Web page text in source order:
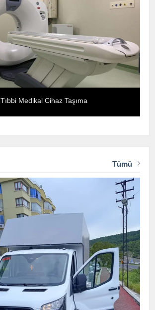
Tıbbi Medikal Cihaz Taşıma
Tümü